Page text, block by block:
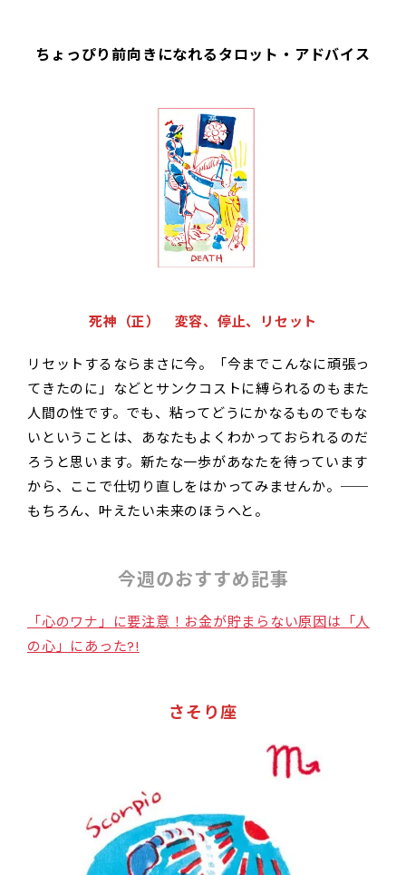
ちょっぴり前向きになれるタロット・アドバイス
死神（正） 変容、停止、リセット
リセットするならまさに今。「今までこんなに頑張っ
てきたのに」などとサンクコストに縛られるのもまた
人間の性です。でも、粘ってどうにかなるものでもな
いということは、あなたもよくわかっておられるのだ
ろうと思います。新たな一歩があなたを待っています
から、ここで仕切り直しをはかってみませんか。──
もちろん、叶えたい未来のほうへと。
今週のおすすめ記事
「心のワナ」に要注意！お金が貯まらない原因は「人
の心」にあった?!
さそり座